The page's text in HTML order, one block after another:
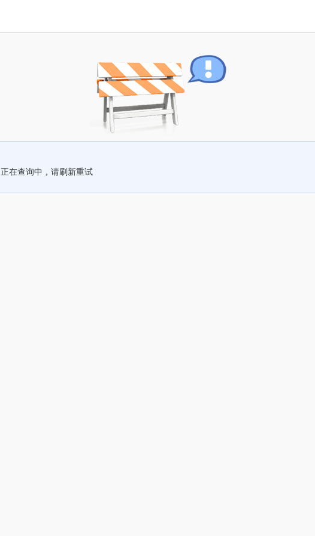
正在查询中，请刷新重试